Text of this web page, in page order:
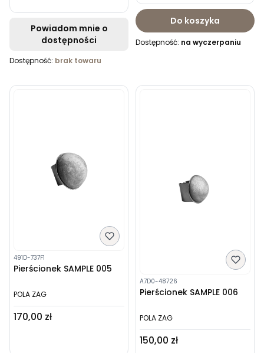
Powiadom mnie o
dostępności
Dostępność: brak towaru
Do koszyka
Dostępność: na wyczerpaniu
491D-737F1
Pierścionek SAMPLE 005
POLA ZAG
Cena
170,00 zł
A7D0-48726
Pierścionek SAMPLE 006
POLA ZAG
Cena
150,00 zł